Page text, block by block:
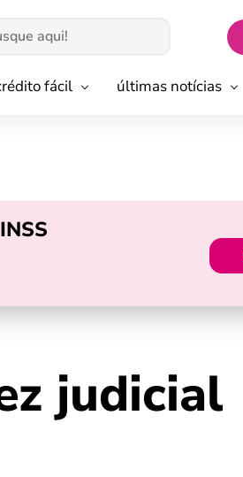
fácil últimas notícias
judicial